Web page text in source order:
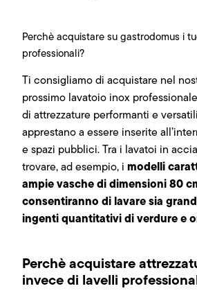
Perchè acquistare su gastrodomus i
professionali?
Ti consigliamo di acquistare nel
prossimo lavatoio inox
di attrezzature performanti e
apprestano a essere inserite
e spazi pubblici. Tra i lavatoi in
trovare, ad esempio, i modelli
ampie vasche di dimensioni 80
consentiranno di lavare sia
ingenti quantitativi di verdure e
Perchè acquistare
invece di lavelli